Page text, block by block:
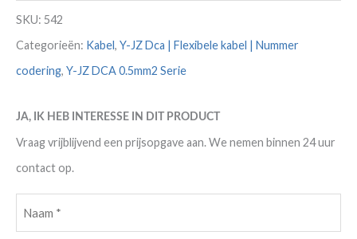
SKU: 542
Categorieën: Kabel, Y-JZ Dca | Flexibele kabel | Nummer
codering, Y-JZ DCA 0.5mm2 Serie
JA, IK HEB INTERESSE IN DIT PRODUCT
Vraag vrijblijvend een prijsopgave aan. We nemen binnen 24 uur
contact op.
(Vereist)